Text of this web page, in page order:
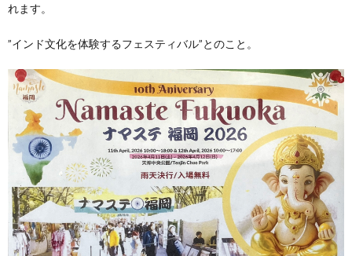
れます。
”インド文化を体験するフェスティバル”とのこと。